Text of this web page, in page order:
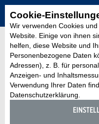
Cookie-
Wir verwenden Cookies
Website. Einige von ihnen
helfen, diese Website und
Personenbezogene Daten
Adressen), z. B. für
Anzeigen- und
Verwendung Ihrer Daten
Datenschutzerklärung.